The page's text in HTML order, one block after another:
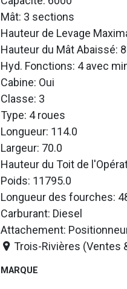
Mât: 3 sections
Hauteur de Levage
Hauteur du Mât Abaissé:
Hyd. Fonctions: 4 avec
Cabine: Oui
Classe: 3
Type: 4 roues
Longueur: 114.0
Largeur: 70.0
Hauteur du Toit de
Poids: 11795.0
Longueur des fourches:
Carburant: Diesel
Attachement:
Trois-Rivières (Ventes
MARQUE